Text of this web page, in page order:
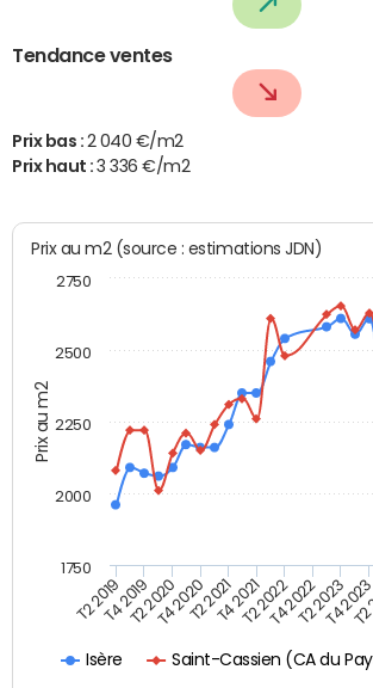
Tendance ventes
Prix bas : 2 040 €/m2
Prix haut :3 336 €/m2
Prix au m2
Prix au m2 (source : estimations JDN)
Isère Saint-Cassien (CA du
T2 2019T4 2019T2 2020T4 2020T2 2021T4 2021T2 2022T4 2022T2 2023
T4
2000
1750
2250
2500
2750